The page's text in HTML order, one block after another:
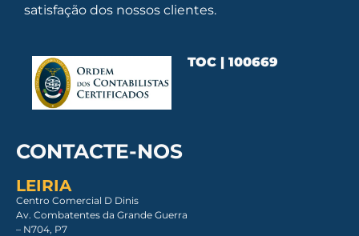
satisfação dos nossos clientes.
TOC | 100669
CONTACTE-NOS
LEIRIA
Centro Comercial D Dinis
Av. Combatentes da Grande Guerra
– N704, P7